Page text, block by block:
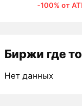
-100% от
Биржи где
Нет данных